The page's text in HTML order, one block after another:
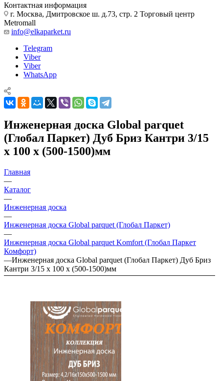
Контактная информация
г. Москва, Дмитровское ш. д.73, стр. 2 Торговый центр
Metromall
info@elkaparket.ru
Telegram
Viber
Viber
WhatsApp
Инженерная доска Global parquet
(Глобал Паркет) Дуб Бриз Кантри 3/15
х 100 х (500-1500)мм
Главная
—
Каталог
—
Инженерная доска
—
Инженерная доска Global parquet (Глобал Паркет)
—
Инженерная доска Global parquet Komfort (Глобал Паркет
Комфорт)
—Инженерная доска Global parquet (Глобал Паркет) Дуб Бриз
Кантри 3/15 х 100 х (500-1500)мм